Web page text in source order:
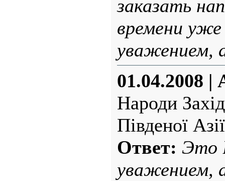
заказать
времени
уважением,
01.04.2008 |
Народи
Південої Азії
Ответ: Это
уважением,